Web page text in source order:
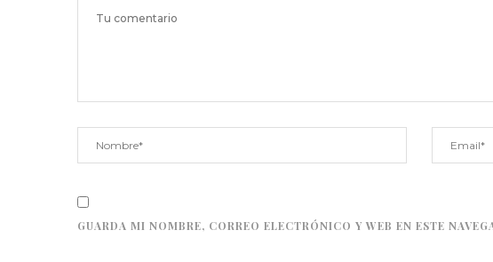
GUARDA MI NOMBRE, CORREO ELECTRÓNICO Y WEB EN ESTE